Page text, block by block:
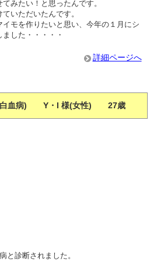
みたい！と思ったんです。
いただいたんです。
モを作りたいと思い、今年の１月にシ
した・・・・・
詳細ページへ
血病) Y・I 様(女性) 27歳
と診断されました。